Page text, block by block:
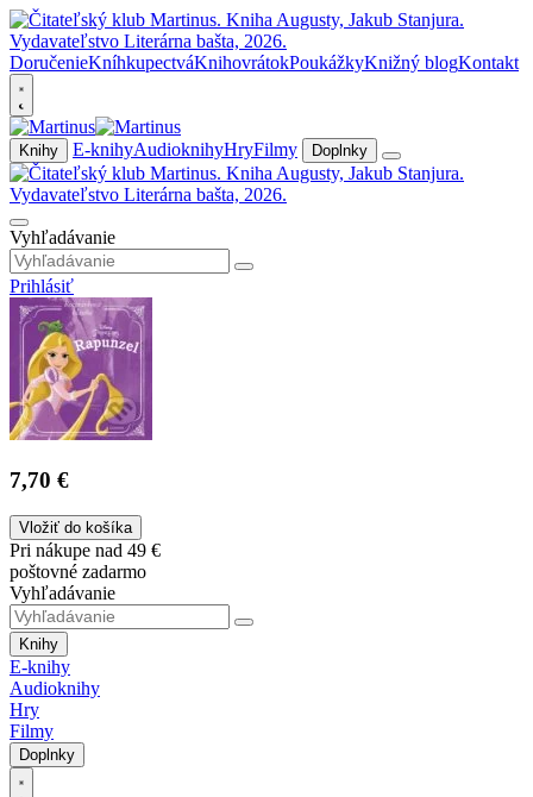
DoručenieKníhkupectváKnihovrátokPoukážkyKnižný blogKontakt
Knihy E-knihyAudioknihyHryFilmy Doplnky
Vyhľadávanie
Prihlásiť
7,70 €
Vložiť do košíka
Pri nákupe nad 49 €
poštovné zadarmo
Vyhľadávanie
Knihy
E-knihy
Audioknihy
Hry
Filmy
Doplnky